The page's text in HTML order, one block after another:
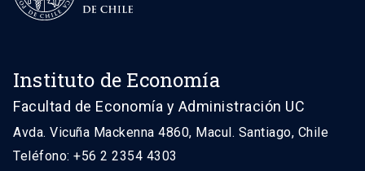
Instituto de Economía
Facultad de Economía y Administración UC
Avda. Vicuña Mackenna 4860, Macul. Santiago, Chile
Teléfono: +56 2 2354 4303